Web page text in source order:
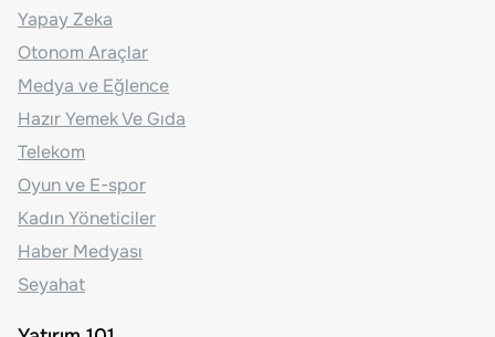
Yapay Zeka
Otonom Araçlar
Medya ve Eğlence
Hazır Yemek Ve Gıda
Telekom
Oyun ve E-spor
Kadın Yöneticiler
Haber Medyası
Seyahat